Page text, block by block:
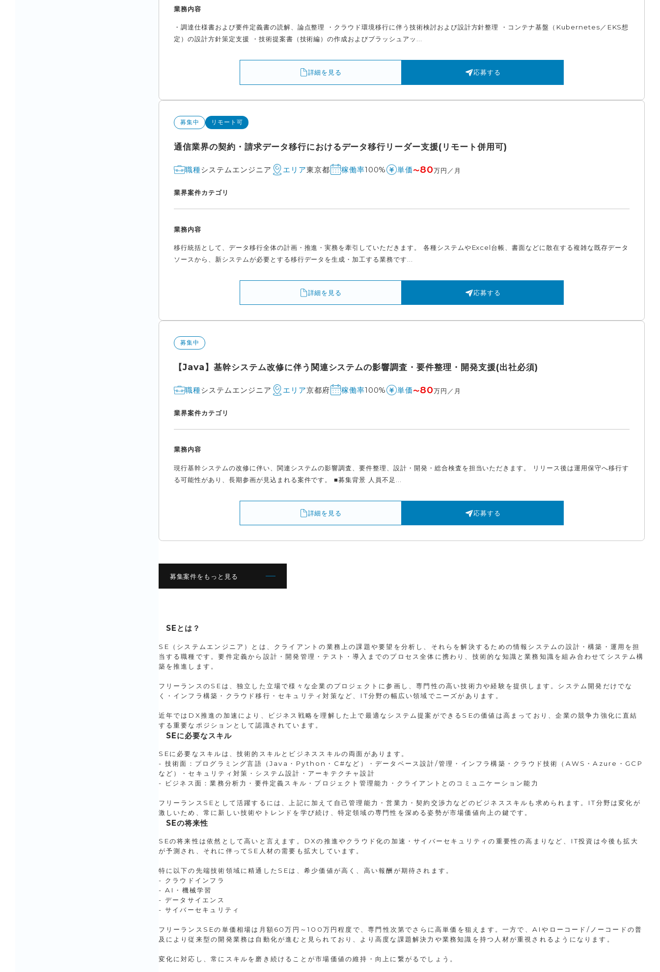
業務内容
・調達仕様書および要件定義書の読解、論点整理 ・クラウド環境移行に伴う技術検討および設計方針整理 ・コンテナ基盤（Kubernetes／EKS想
定）の設計方針策定支援 ・技術提案書（技術編）の作成およびブラッシュアッ...
詳細を見る 応募する
募集中 リモート可
通信業界の契約・請求データ移行におけるデータ移行リーダー支援(リモート併用可)
職種システムエンジニア エリア東京都 稼働率100% 単価〜80万円／月
業界案件カテゴリ
業務内容
移行統括として、データ移行全体の計画・推進・実務を牽引していただきます。 各種システムやExcel台帳、書面などに散在する複雑な既存データ
ソースから、新システムが必要とする移行データを生成・加工する業務です...
詳細を見る 応募する
募集中
【Java】基幹システム改修に伴う関連システムの影響調査・要件整理・開発支援(出社必須)
職種システムエンジニア エリア京都府 稼働率100% 単価〜80万円／月
業界案件カテゴリ
業務内容
現行基幹システムの改修に伴い、関連システムの影響調査、要件整理、設計・開発・総合検査を担当いただきます。 リリース後は運用保守へ移行す
る可能性があり、長期参画が見込まれる案件です。 ■募集背景 人員不足...
詳細を見る 応募する
募集案件をもっと見る
SEとは？
SE（システムエンジニア）とは、クライアントの業務上の課題や要望を分析し、それらを解決するための情報システムの設計・構築・運用を担
当する職種です。要件定義から設計・開発管理・テスト・導入までのプロセス全体に携わり、技術的な知識と業務知識を組み合わせてシステム構
築を推進します。
フリーランスのSEは、独立した立場で様々な企業のプロジェクトに参画し、専門性の高い技術力や経験を提供します。システム開発だけでな
く・インフラ構築・クラウド移行・セキュリティ対策など、IT分野の幅広い領域でニーズがあります。
近年ではDX推進の加速により、ビジネス戦略を理解した上で最適なシステム提案ができるSEの価値は高まっており、企業の競争力強化に直結
する重要なポジションとして認識されています。
SEに必要なスキル
SEに必要なスキルは、技術的スキルとビジネススキルの両面があります。
- 技術面：プログラミング言語（Java・Python・C#など）・データベース設計/管理・インフラ構築・クラウド技術（AWS・Azure・GCP
など）・セキュリティ対策・システム設計・アーキテクチャ設計
- ビジネス面：業務分析力・要件定義スキル・プロジェクト管理能力・クライアントとのコミュニケーション能力
フリーランスSEとして活躍するには、上記に加えて自己管理能力・営業力・契約交渉力などのビジネススキルも求められます。IT分野は変化が
激しいため、常に新しい技術やトレンドを学び続け、特定領域の専門性を深める姿勢が市場価値向上の鍵です。
SEの将来性
SEの将来性は依然として高いと言えます。DXの推進やクラウド化の加速・サイバーセキュリティの重要性の高まりなど、IT投資は今後も拡大
が予測され、それに伴ってSE人材の需要も拡大しています。
特に以下の先端技術領域に精通したSEは、希少価値が高く、高い報酬が期待されます。
- クラウドインフラ
- AI・機械学習
- データサイエンス
- サイバーセキュリティ
フリーランスSEの単価相場は月額60万円～100万円程度で、専門性次第でさらに高単価を狙えます。一方で、AIやローコード/ノーコードの普
及により従来型の開発業務は自動化が進むと見られており、より高度な課題解決力や業務知識を持つ人材が重視されるようになります。
変化に対応し、常にスキルを磨き続けることが市場価値の維持・向上に繋がるでしょう。